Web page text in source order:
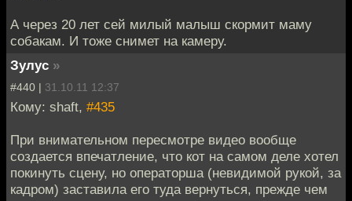
А через 20 лет сей милый малыш скормит маму
собакам. И тоже снимет на камеру.
Зулуc »
#440 | 31.10.11 12:37
Кому: shaft, #435
При внимательном пересмотре видео вообще
создается впечатление, что кот на самом деле хотел
покинуть сцену, но операторша (невидимой рукой, за
кадром) заставила его туда вернуться, прежде чем